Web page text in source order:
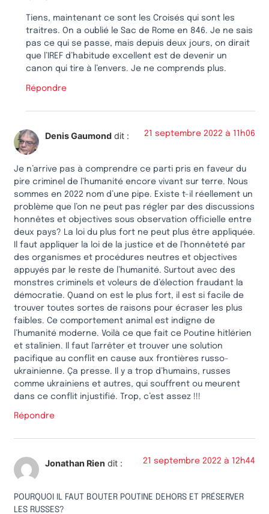
Tiens, maintenant ce sont les Croisés qui sont les
traitres. On a oublié le Sac de Rome en 846. Je ne sais
pas ce qui se passe, mais depuis deux jours, on dirait
que l’IREF d’habitude excellent est de devenir un
canon qui tire à l’envers. Je ne comprends plus.
Répondre
Denis Gaumond dit : 21 septembre 2022 à 11h06
Je n’arrive pas à comprendre ce parti pris en faveur du
pire criminel de l’humanité encore vivant sur terre. Nous
sommes en 2022 nom d’une pipe. Existe t-il réellement un
problème que l’on ne peut pas régler par des discussions
honnêtes et objectives sous observation officielle entre
deux pays? La loi du plus fort ne peut plus être appliquée.
Il faut appliquer la loi de la justice et de l’honnêteté par
des organismes et procédures neutres et objectives
appuyés par le reste de l’humanité. Surtout avec des
monstres criminels et voleurs de d’élection fraudant la
démocratie. Quand on est le plus fort, il est si facile de
trouver toutes sortes de raisons pour écraser les plus
faibles. Ce comportement animal est indigne de
l’humanité moderne. Voilà ce que fait ce Poutine hitlérien
et stalinien. Il faut l’arrêter et trouver une solution
pacifique au conflit en cause aux frontières russo-
ukrainienne. Ça presse. Il y a trop d’humains, russes
comme ukrainiens et autres, qui souffrent ou meurent
dans ce conflit injustifié. Trop, c’est assez !!!
Répondre
Jonathan Rien dit : 21 septembre 2022 à 12h44
POURQUOI IL FAUT BOUTER POUTINE DEHORS ET PRÉSERVER
LES RUSSES?